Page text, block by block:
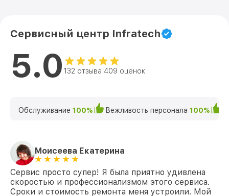
Сервисный центр Infratech
5.0 132 отзыва 409 оценок
Обслуживание 100% Вежливость персонала 100%
Моисеева Екатерина
Сервис просто супер! Я была приятно удивлена
скоростью и профессионализмом этого сервиса.
Сроки и стоимость ремонта меня устроили. Мой